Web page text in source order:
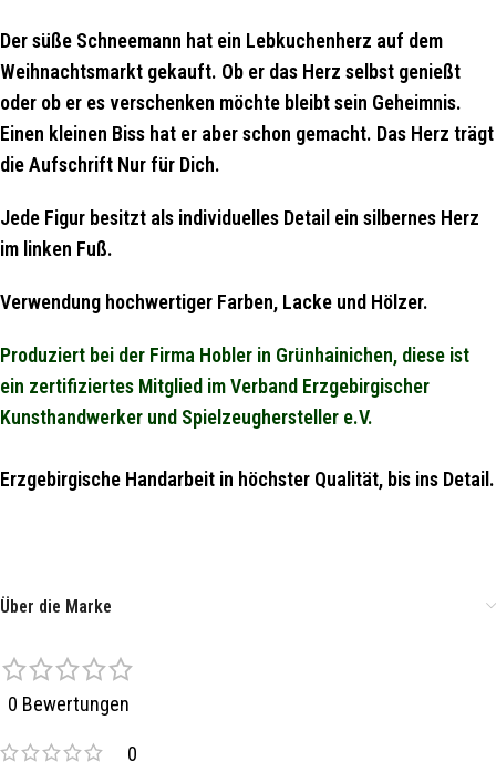
Der süße Schneemann hat ein Lebkuchenherz auf dem
Weihnachtsmarkt gekauft. Ob er das Herz selbst genießt
oder ob er es verschenken möchte bleibt sein Geheimnis.
Einen kleinen Biss hat er aber schon gemacht. Das Herz trägt
die Aufschrift Nur für Dich.
Jede Figur besitzt als individuelles Detail ein silbernes Herz
im linken Fuß.
Verwendung hochwertiger Farben, Lacke und Hölzer.
Produziert bei der Firma Hobler in Grünhainichen, diese ist
ein zertifiziertes Mitglied im Verband Erzgebirgischer
Kunsthandwerker und Spielzeughersteller e.V.
Erzgebirgische Handarbeit in höchster Qualität, bis ins Detail.
Über die Marke
0 Bewertungen
0